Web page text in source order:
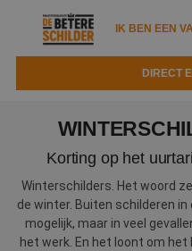
IK BEN EEN
DIRECT
Tools
Kennisbank
Zoeken naar een schilder
Tips
DIRECT
Korting op het
Winterschilders. Het woord
de winter. Buiten schilderen
mogelijk, maar in veel
het werk. En het loont om het